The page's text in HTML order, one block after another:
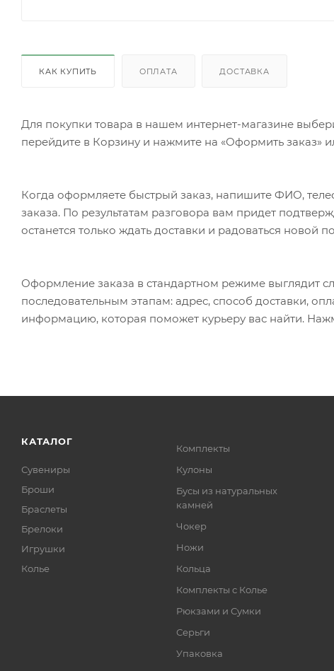
КАК КУПИТЬ ОПЛАТА ДОСТАВКА
Для покупки товара в нашем интернет-магазине
перейдите в Корзину и нажмите на «Оформить заказ»
Когда оформляете быстрый заказ, напишите ФИО,
заказа. По результатам разговора вам придет
останется только ждать доставки и радоваться новой
Оформление заказа в стандартном режиме выглядит
последовательным этапам: адрес, способ доставки,
информацию, которая поможет курьеру вас найти.
КАТАЛОГ
Сувениры
Броши
Браслеты
Брелоки
Игрушки
Колье
Комплекты
Кулоны
Бусы из натуральных
камней
Чокер
Ножи
Кольца
Комплекты с Колье
Рюкзами и Сумки
Серьги
Упаковка